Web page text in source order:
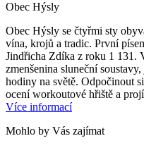
Obec Hýsly
Obec Hýsly se čtyřmi sty
vína, krojů a tradic. První
Jindřicha Zdíka z roku 1 131.
zmenšenina sluneční
hodiny na světě. Odpočinout
ocení workoutové hřiště a
Více informací
Mohlo by Vás zajímat